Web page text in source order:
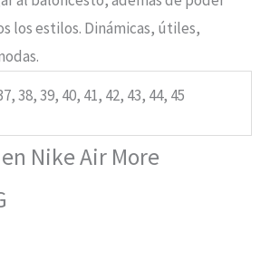
los estilos. Dinámicas, útiles,
38, 39, 40, 41, 42, 43, 44, 45
Nike Air More